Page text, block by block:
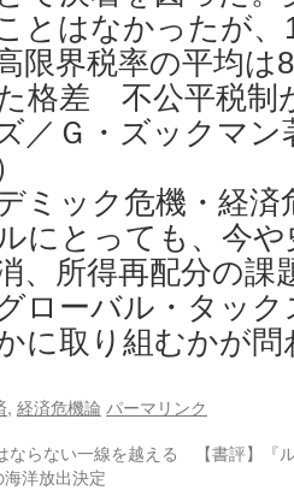
とはなかったが、
限界税率の平均は
た格差 不公平税制
／Ｇ・ズックマン
ミック危機・経済
にとっても、今
、所得再配分の課
ローバル・タッ
に取り組むかが
, 経済危機論 パーマリンク
ならない一線を越える
洋放出決定
【書評】